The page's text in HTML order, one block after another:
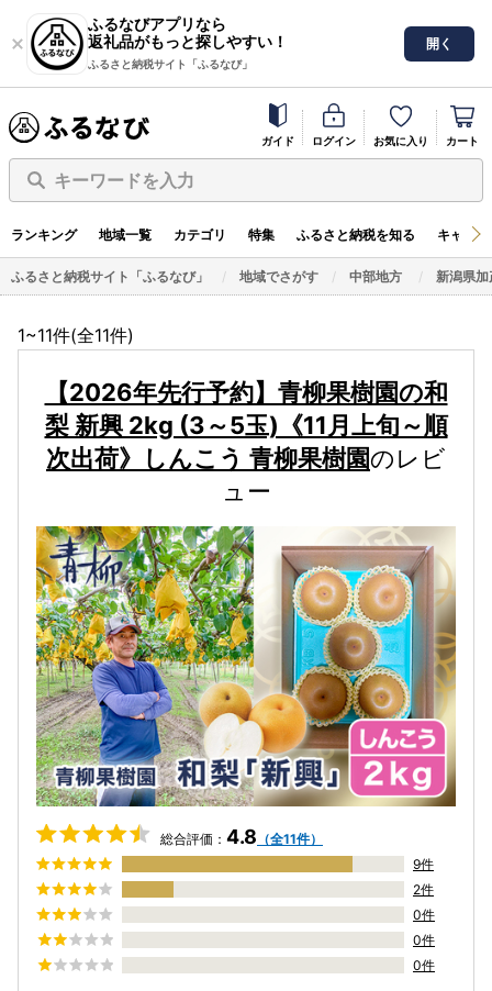
ふるなびアプリなら
返礼品がもっと探しやすい！
ふるさと納税サイト「ふるなび」
開く
ガイド ログイン お気に入り カート
キーワードを入力
ランキング 地域一覧 カテゴリ 特集 ふるさと納税を知る キャン
ふるさと納税サイト「ふるなび」 地域でさがす 中部地方 新潟県加
1~11件(全11件)
【2026年先行予約】青柳果樹園の和
梨 新興 2kg (3～5玉)《11月上旬～順
次出荷》しんこう 青柳果樹園のレビ
ュー
総合評価： 4.8 （全11件）
9件
2件
0件
0件
0件